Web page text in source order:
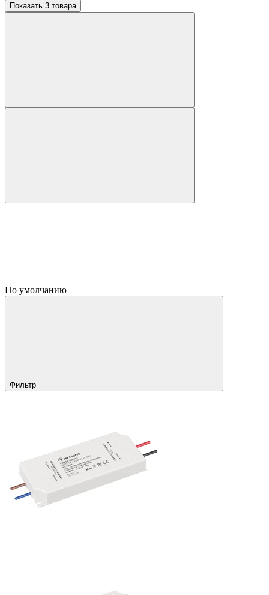
Показать 3 товара
По умолчанию
Фильтр